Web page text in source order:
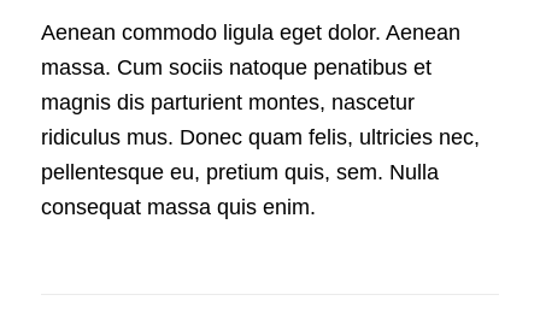
Aenean commodo ligula eget dolor. Aenean
massa. Cum sociis natoque penatibus et
magnis dis parturient montes, nascetur
ridiculus mus. Donec quam felis, ultricies nec,
pellentesque eu, pretium quis, sem. Nulla
consequat massa quis enim.